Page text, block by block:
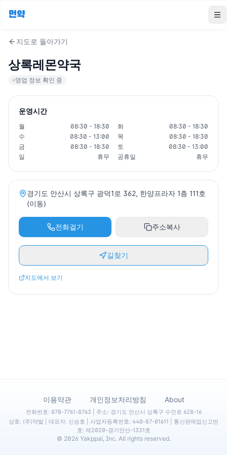
먼약
지도로 돌아가기
상록레몬약국
영업 정보 확인 중
운영시간
월 08:30 - 18:30 화
08:30 - 18:30
수
08:30 - 13:00 목
08:30 - 18:30
금
08:30 - 18:30 토
08:30 - 13:00
일
휴무 공휴일 휴무
경기도 안산시 상록구 광덕1로 362, 한양프라자 1층 111호
(이동)
전화걸기 주소복사
길찾기
지도에서 보기
이용약관 개인정보처리방침 About
전화번호: 070-7761-8763 | 주소: 경기도 안산시 상록구 수인로 628-16
상호: (주)약발 | 대표자: 신승호 | 사업자등록번호: 440-87-01611 | 통신판매업신고번
호: 제2020-경기안산-1331호
© 2026 Yakppal, Inc. All rights reserved.